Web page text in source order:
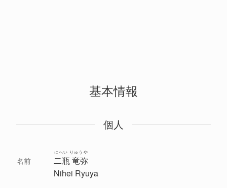
基本情報
個人
名前 二瓶 竜弥
にへい りゅうや
Nihei Ryuya